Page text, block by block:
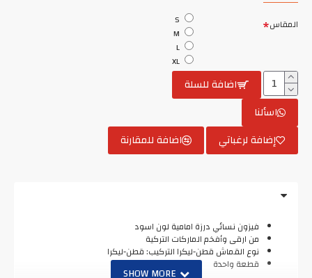
المقاس
S
M
L
XL
اضافة للسلة
اسألنا
إضافة لرغباتي
اضافة للمقارنة
فيزون نسائي درزة امامية لون اسود
من ارقى وأفخم الماركات التركية
نوع القماش قطن-ليكرا التركيب: قطن-ليكرا
قطعة واحدة